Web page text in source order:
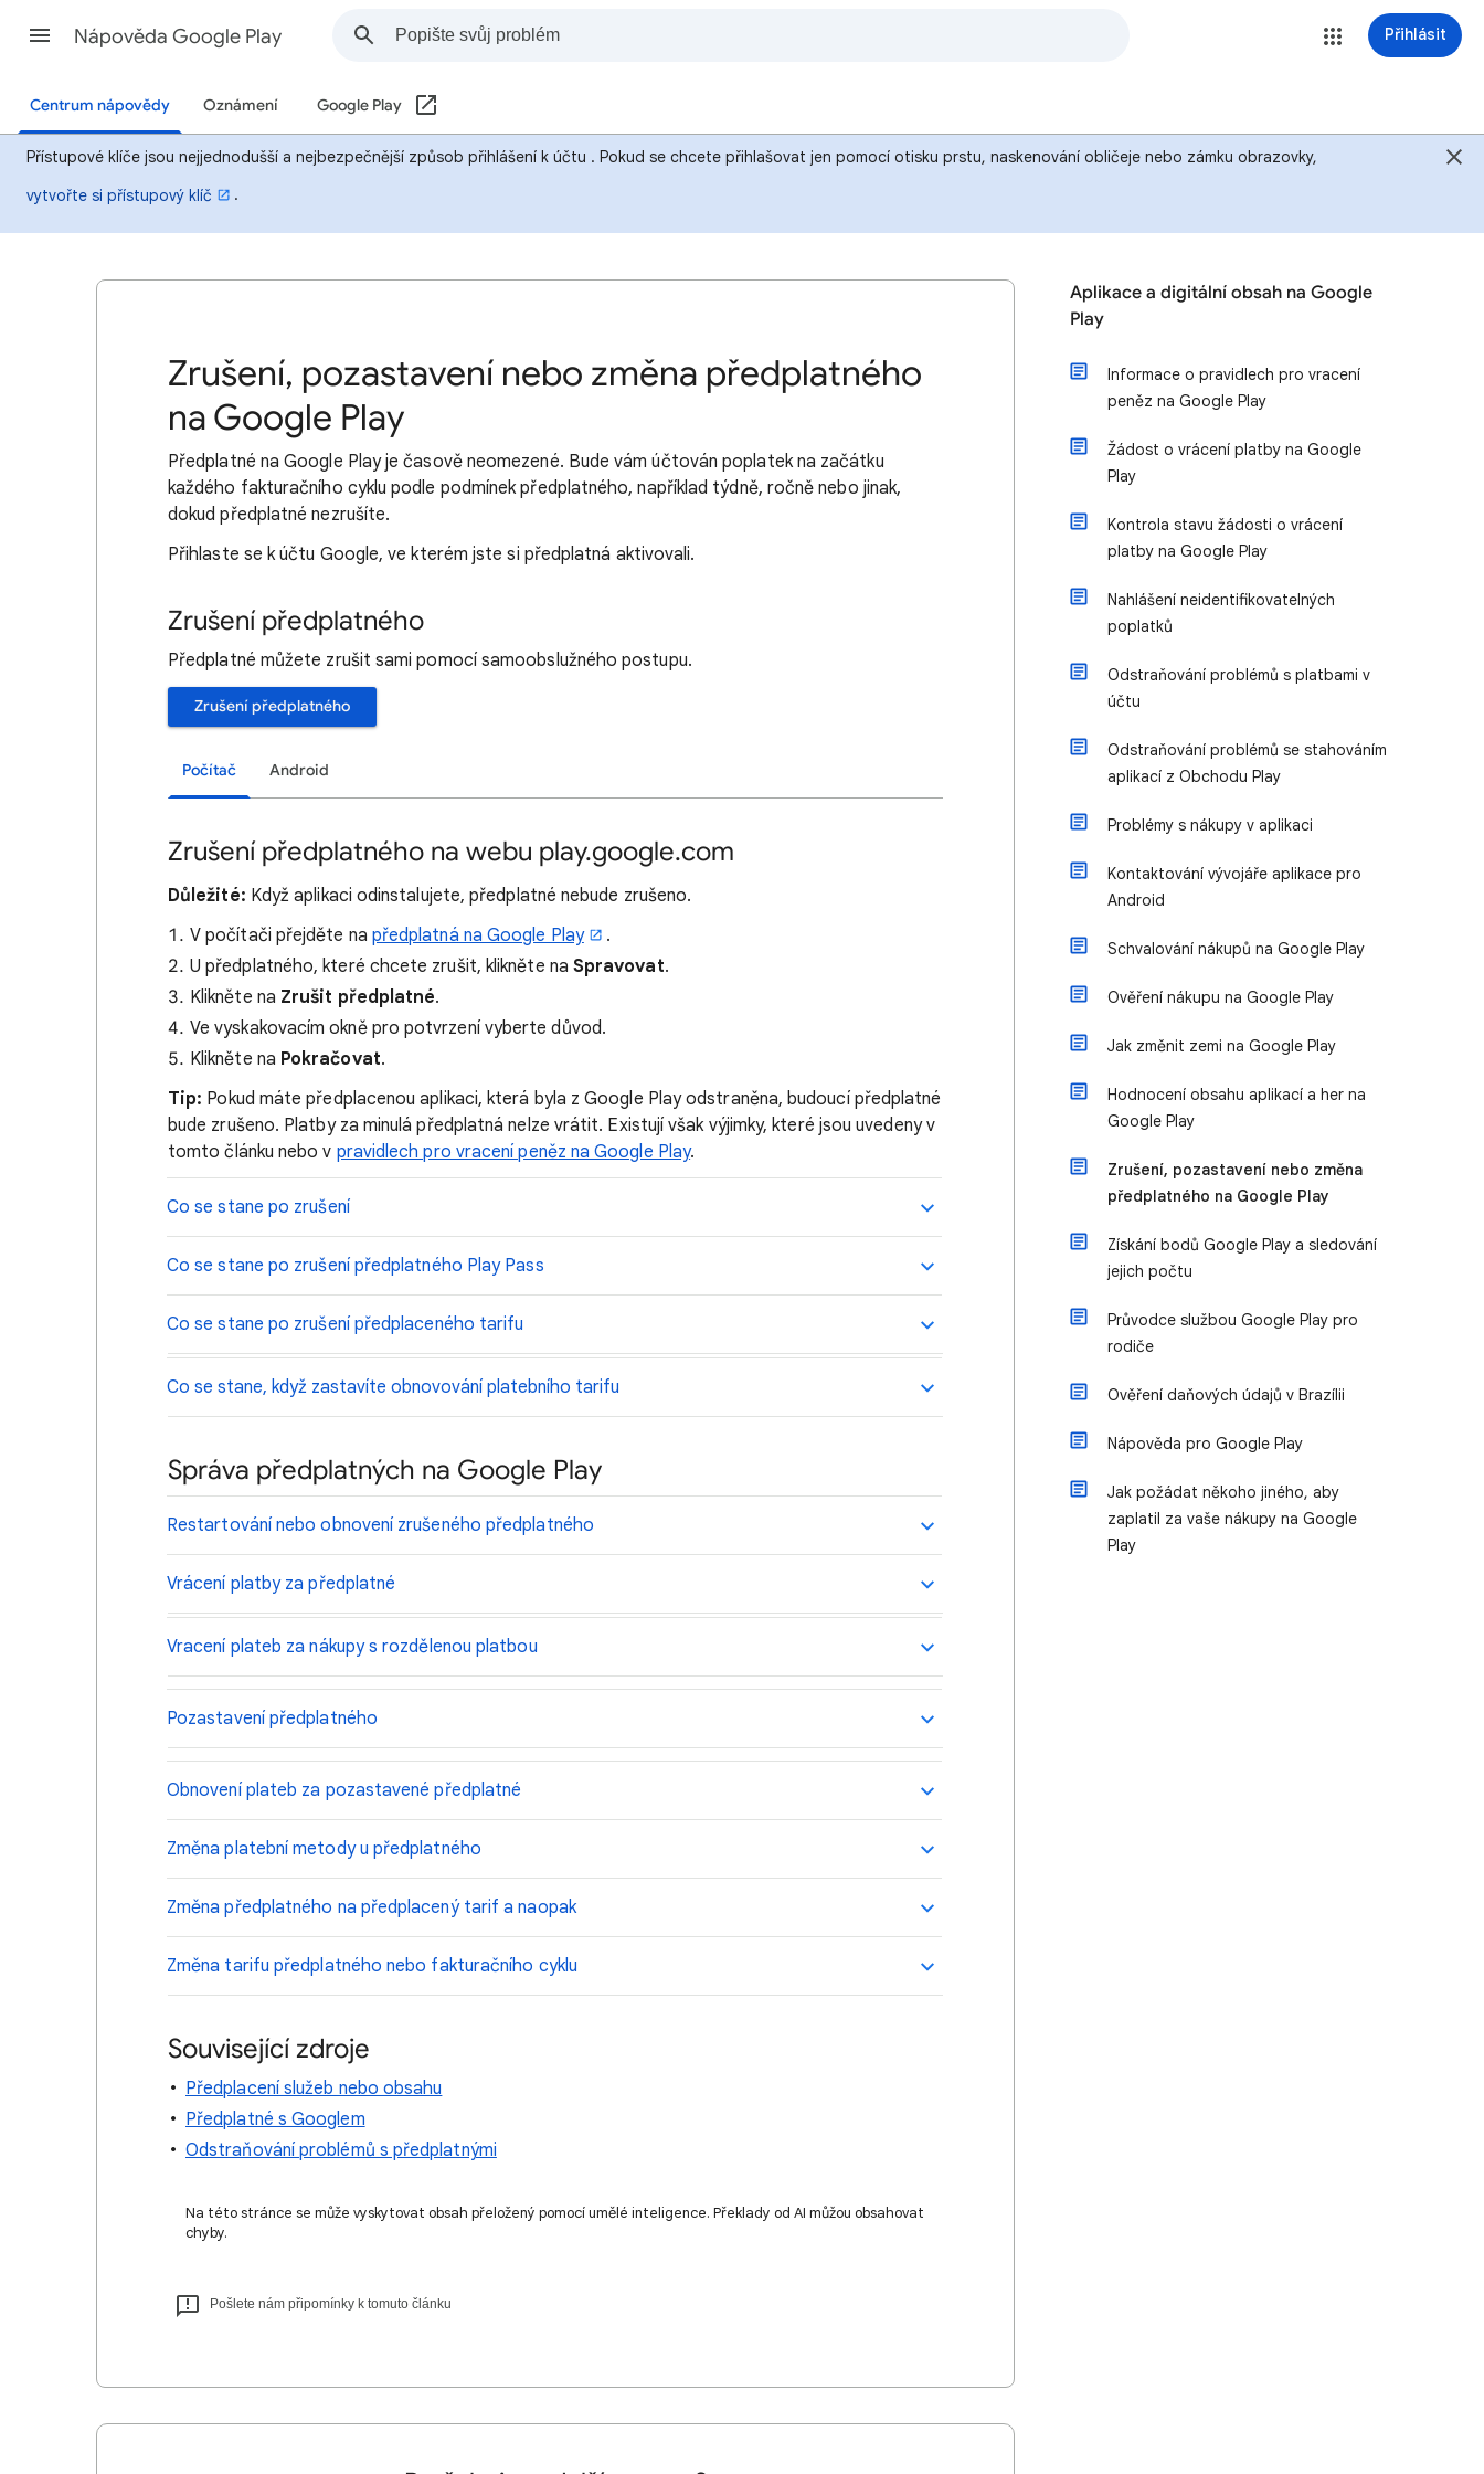
Nápověda Google Play Přihlásit
Centrum nápovědy Oznámení Google Play
Přístupové klíče jsou nejjednodušší a nejbezpečnější způsob přihlášení k účtu . Pokud se chcete přihlašovat jen pomocí otisku prstu, naskenování obličeje nebo zámku obrazovky,
vytvořte si přístupový klíč
.
Zrušení, pozastavení nebo změna předplatného
na Google Play
Předplatné na Google Play je časově neomezené. Bude vám účtován poplatek na začátku
každého fakturačního cyklu podle podmínek předplatného, například týdně, ročně nebo jinak,
dokud předplatné nezrušíte.
Přihlaste se k účtu Google, ve kterém jste si předplatná aktivovali.
Zrušení předplatného
Předplatné můžete zrušit sami pomocí samoobslužného postupu.
Zrušení předplatného
Počítač Android
Zrušení předplatného na webu play.google.com
Důležité: Když aplikaci odinstalujete, předplatné nebude zrušeno.
V počítači přejděte na předplatná na Google Play
.
U předplatného, které chcete zrušit, klikněte na Spravovat.
Klikněte na Zrušit předplatné.
Ve vyskakovacím okně pro potvrzení vyberte důvod.
Klikněte na Pokračovat.
Tip: Pokud máte předplacenou aplikaci, která byla z Google Play odstraněna, budoucí předplatné
bude zrušeno. Platby za minulá předplatná nelze vrátit. Existují však výjimky, které jsou uvedeny v
tomto článku nebo v pravidlech pro vracení peněz na Google Play.
Co se stane po zrušení
Co se stane po zrušení předplatného Play Pass
Co se stane po zrušení předplaceného tarifu
Co se stane, když zastavíte obnovování platebního tarifu
Správa předplatných na Google Play
Restartování nebo obnovení zrušeného předplatného
Vrácení platby za předplatné
Vracení plateb za nákupy s rozdělenou platbou
Pozastavení předplatného
Obnovení plateb za pozastavené předplatné
Změna platební metody u předplatného
Změna předplatného na předplacený tarif a naopak
Změna tarifu předplatného nebo fakturačního cyklu
Související zdroje
Předplacení služeb nebo obsahu
Předplatné s Googlem
Odstraňování problémů s předplatnými
Na této stránce se může vyskytovat obsah přeložený pomocí umělé inteligence. Překlady od AI můžou obsahovat
chyby.
Pošlete nám připomínky k tomuto článku
Aplikace a digitální obsah na Google
Play
Informace o pravidlech pro vracení
peněz na Google Play
Žádost o vrácení platby na Google
Play
Kontrola stavu žádosti o vrácení
platby na Google Play
Nahlášení neidentifikovatelných
poplatků
Odstraňování problémů s platbami v
účtu
Odstraňování problémů se stahováním
aplikací z Obchodu Play
Problémy s nákupy v aplikaci
Kontaktování vývojáře aplikace pro
Android
Schvalování nákupů na Google Play
Ověření nákupu na Google Play
Jak změnit zemi na Google Play
Hodnocení obsahu aplikací a her na
Google Play
Zrušení, pozastavení nebo změna
předplatného na Google Play
Získání bodů Google Play a sledování
jejich počtu
Průvodce službou Google Play pro
rodiče
Ověření daňových údajů v Brazílii
Nápověda pro Google Play
Jak požádat někoho jiného, aby
zaplatil za vaše nákupy na Google
Play